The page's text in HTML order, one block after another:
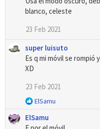
blanco, celeste
23 Feb 2021
super luisuto
Es q mi móvil se rompió
XD
23 Feb 2021
R
a
ElSamu
ElSamu